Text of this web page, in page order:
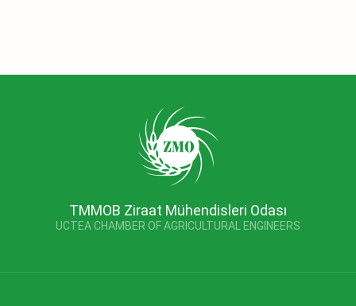
TMMOB Ziraat Mühendisleri Odası
UCTEA CHAMBER OF AGRICULTURAL ENGINEERS